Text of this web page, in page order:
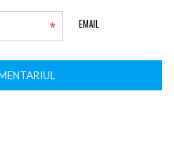
EMAIL
*